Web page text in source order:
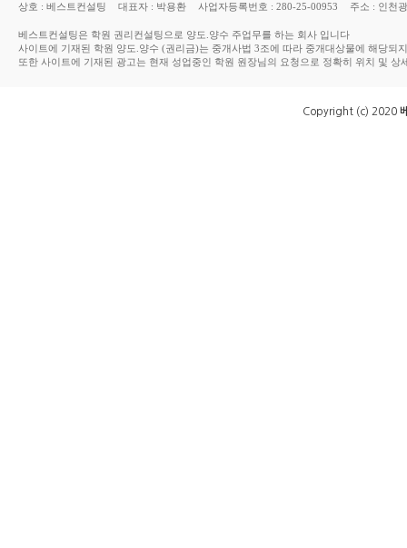
상호 : 베스트컨설팅 대표자 : 박용환 사업자등록번호 : 280-25-00953 주소 : 인천
베스트컨설팅은 학원 권리컨설팅으로 양도.양수 주업무를 하는 회사 입니다
사이트에 기재된 학원 양도.양수 (권리금)는 중개사법 3조에 따라 중개대상물에 해당되
또한 사이트에 기재된 광고는 현재 성업중인 학원 원장님의 요청으로 정확히 위치 및
Copyright (c) 2020